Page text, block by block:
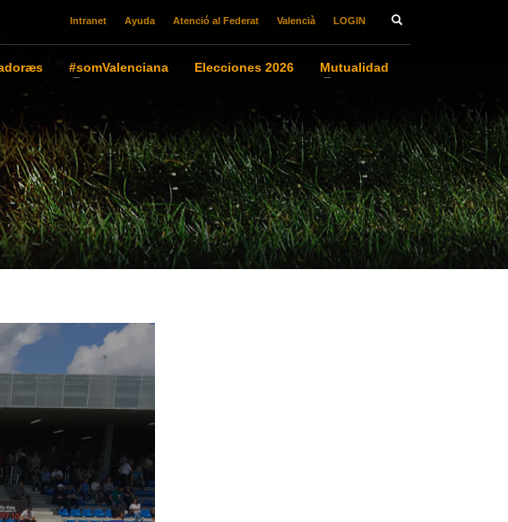
Intranet Ayuda Atenció al Federat Valencià LOGIN
#somValenciana Elecciones 2026
Mutualidad